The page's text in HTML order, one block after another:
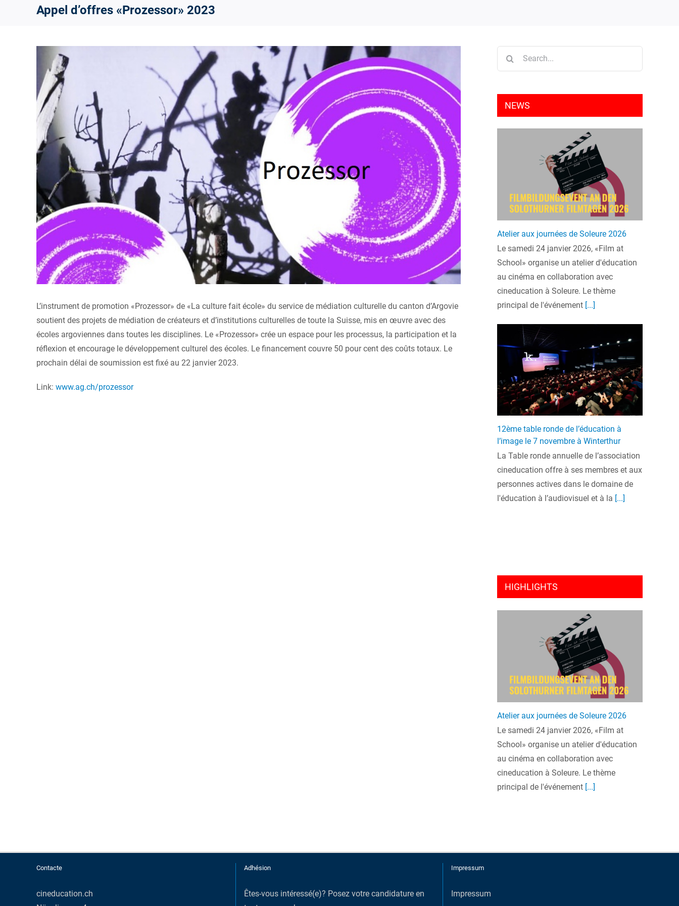
Appel d’offres «Prozessor» 2023
Larger
Image
L’instrument de promotion «Prozessor» de «La culture fait école» du service de médiation culturelle du canton d’Argovie
soutient des projets de médiation de créateurs et d’institutions culturelles de toute la Suisse, mis en œuvre avec des
écoles argoviennes dans toutes les disciplines. Le «Prozessor» crée un espace pour les processus, la participation et la
réflexion et encourage le développement culturel des écoles. Le financement couvre 50 pour cent des coûts totaux. Le
prochain délai de soumission est fixé au 22 janvier 2023.
Link: www.ag.ch/prozessor
NEWS
Atelier aux journées de Soleure 2026
Le samedi 24 janvier 2026, «Film at
School» organise un atelier d'éducation
au cinéma en collaboration avec
cineducation à Soleure. Le thème
principal de l'événement [...]
12ème table ronde de l’éducation à
l’image le 7 novembre à Winterthur
La Table ronde annuelle de l’association
cineducation offre à ses membres et aux
personnes actives dans le domaine de
l'éducation à l’audiovisuel et à la [...]
HIGHLIGHTS
Atelier aux journées de Soleure 2026
Le samedi 24 janvier 2026, «Film at
School» organise un atelier d'éducation
au cinéma en collaboration avec
cineducation à Soleure. Le thème
principal de l'événement [...]
Contacte
cineducation.ch
Adhésion
Êtes-vous intéressé(e)? Posez votre candidature en
Impressum
Impressum